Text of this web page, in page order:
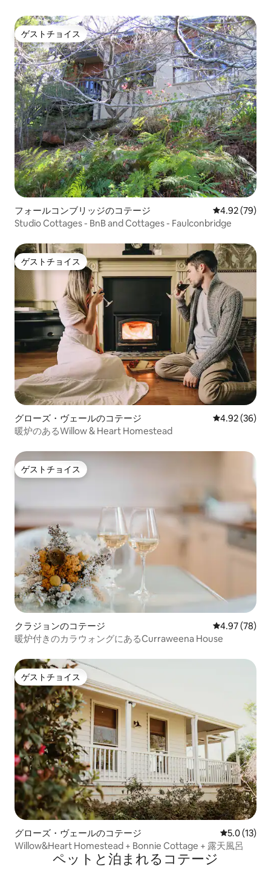
ゲストチョイス
ゲストチョイス
フォールコンブリッジのコテージ レビュー79
4.92 (79)
Studio Cottages - BnB and Cottages - Faulconbridge
ゲストチョイス
ゲストチョイス
グローズ・ヴェールのコテージ レビュー36
4.92 (36)
暖炉のあるWillow & Heart Homestead
ゲストチョイス
ゲストチョイス
クラジョンのコテージ レビュー78
4.97 (78)
暖炉付きのカラウォングにあるCurraweena House
ゲストチョイス
ゲストチョイス
グローズ・ヴェールのコテージ レビュー13
5.0 (13)
Willow&Heart Homestead + Bonnie Cottage + 露天風呂
ペットと泊まれるコテージ